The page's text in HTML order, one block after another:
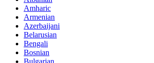
Amharic
Armenian
Azerbaijani
Belarusian
Bengali
Bosnian
Bulgarian